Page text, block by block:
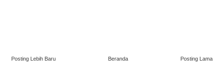
Posting Lebih Baru Posting Lama
Beranda